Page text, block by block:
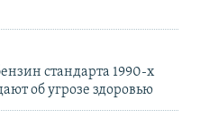
стандарта 1990-х
об угрозе здоровью